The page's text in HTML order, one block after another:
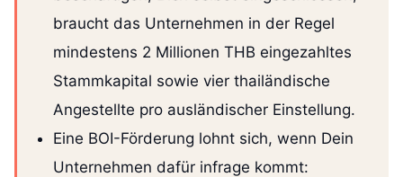
braucht das Unternehmen in der Regel
mindestens 2 Millionen THB eingezahltes
Stammkapital sowie vier thailändische
Angestellte pro ausländischer Einstellung.
Eine BOI-Förderung lohnt sich, wenn Dein
Unternehmen dafür infrage kommt: